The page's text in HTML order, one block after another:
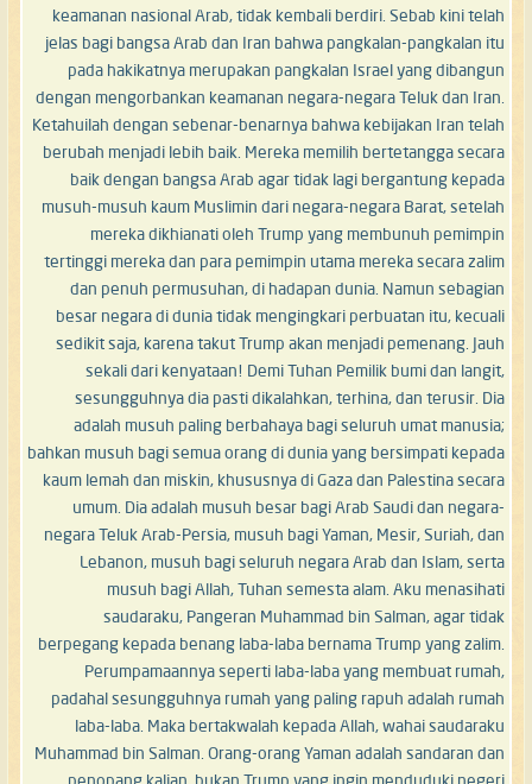
keamanan nasional Arab, tidak kembali berdiri. Sebab kini telah
jelas bagi bangsa Arab dan Iran bahwa pangkalan-pangkalan itu
pada hakikatnya merupakan pangkalan Israel yang dibangun
dengan mengorbankan keamanan negara-negara Teluk dan Iran.
Ketahuilah dengan sebenar-benarnya bahwa kebijakan Iran telah
berubah menjadi lebih baik. Mereka memilih bertetangga secara
baik dengan bangsa Arab agar tidak lagi bergantung kepada
musuh-musuh kaum Muslimin dari negara-negara Barat, setelah
mereka dikhianati oleh Trump yang membunuh pemimpin
tertinggi mereka dan para pemimpin utama mereka secara zalim
dan penuh permusuhan, di hadapan dunia. Namun sebagian
besar negara di dunia tidak mengingkari perbuatan itu, kecuali
sedikit saja, karena takut Trump akan menjadi pemenang. Jauh
sekali dari kenyataan! Demi Tuhan Pemilik bumi dan langit,
sesungguhnya dia pasti dikalahkan, terhina, dan terusir. Dia
adalah musuh paling berbahaya bagi seluruh umat manusia;
bahkan musuh bagi semua orang di dunia yang bersimpati kepada
kaum lemah dan miskin, khususnya di Gaza dan Palestina secara
umum. Dia adalah musuh besar bagi Arab Saudi dan negara-
negara Teluk Arab-Persia, musuh bagi Yaman, Mesir, Suriah, dan
Lebanon, musuh bagi seluruh negara Arab dan Islam, serta
musuh bagi Allah, Tuhan semesta alam. Aku menasihati
saudaraku, Pangeran Muhammad bin Salman, agar tidak
berpegang kepada benang laba-laba bernama Trump yang zalim.
Perumpamaannya seperti laba-laba yang membuat rumah,
padahal sesungguhnya rumah yang paling rapuh adalah rumah
laba-laba. Maka bertakwalah kepada Allah, wahai saudaraku
Muhammad bin Salman. Orang-orang Yaman adalah sandaran dan